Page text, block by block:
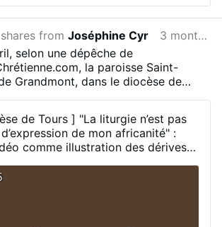
shares fromJoséphine Cyr
3 months ago
selon une dépêche de
la paroisse Saint-
Grandmont, dans le diocèse de
de l'église tout en portant une
lors d'une célébration liturgique.
de Tours ] "La liturgie n’est pas
de mon africanité" :
comme illustration des dérives
pas de la musique sacrée ça, ils